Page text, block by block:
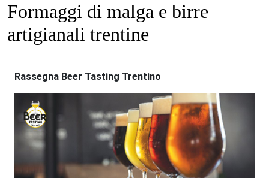
Formaggi di malga e birre
artigianali trentine
Rassegna Beer Tasting Trentino